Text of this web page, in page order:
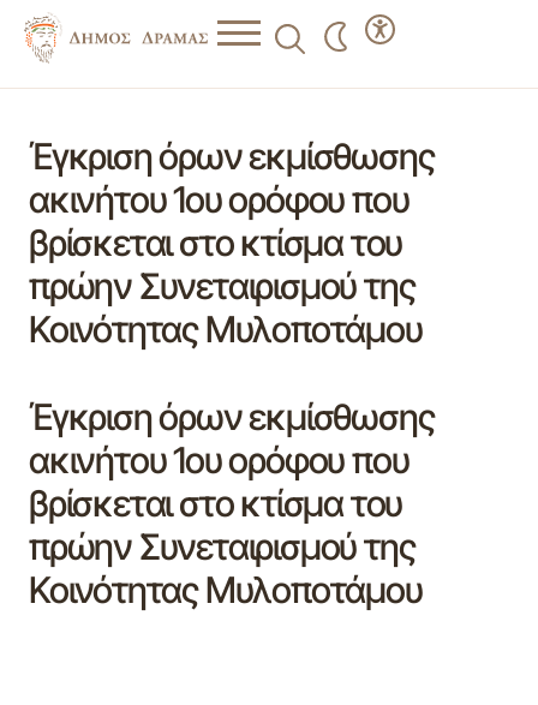
Έγκριση όρων εκμίσθωσης
ακινήτου 1ου ορόφου που
βρίσκεται στο κτίσμα του
πρώην Συνεταιρισμού της
Κοινότητας Μυλοποτάμου
Έγκριση όρων εκμίσθωσης
ακινήτου 1ου ορόφου που
βρίσκεται στο κτίσμα του
πρώην Συνεταιρισμού της
Κοινότητας Μυλοποτάμου